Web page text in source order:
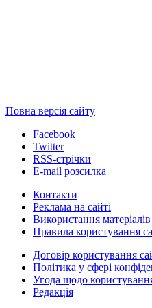
Повна версія сайту
Facebook
Twitter
RSS-стрічки
E-mail розсилка
Контакти
Реклама на сайті
Використання
Правила користування
Договір користування
Політика у сфері
Угода щодо
Редакція